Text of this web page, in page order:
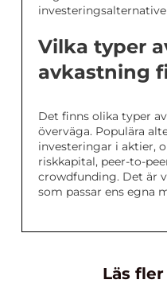
Vilka typer
avkastning
Det finns olika typer
överväga. Populära
investeringar i aktier,
riskkapital, peer-to-
crowdfunding. Det är
som passar ens egna
Läs